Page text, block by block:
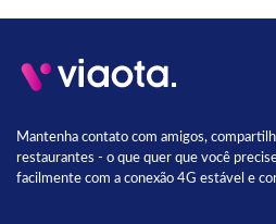
Mantenha contato com amigos,
restaurantes - o que quer que você
facilmente com a conexão 4G estável e